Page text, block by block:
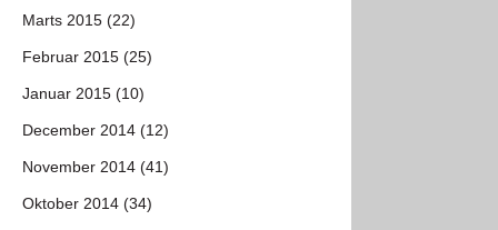
Marts 2015 (22)
Februar 2015 (25)
Januar 2015 (10)
December 2014 (12)
November 2014 (41)
Oktober 2014 (34)